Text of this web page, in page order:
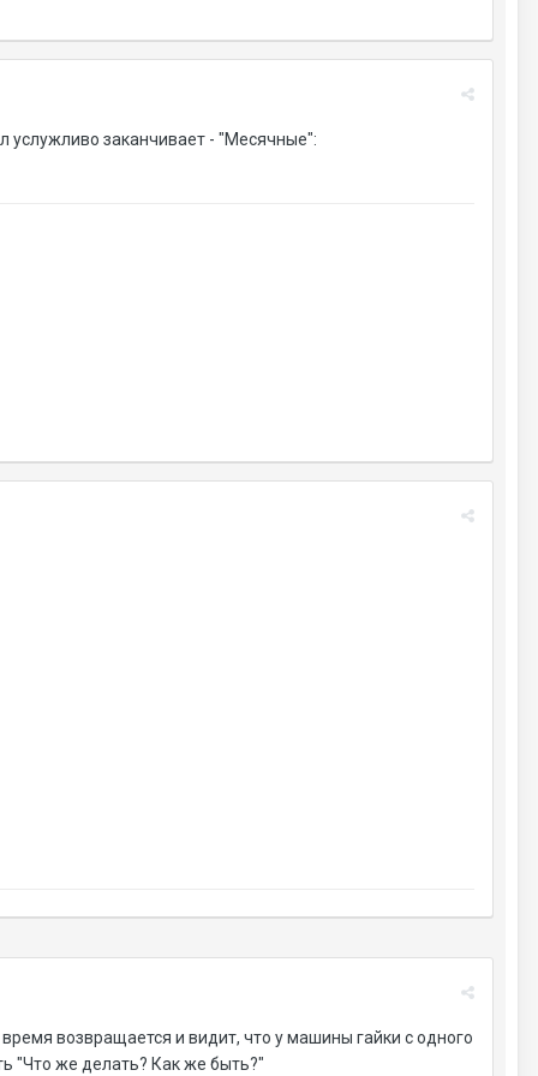
услужливо заканчивает - "Месячные":
возвращается и видит, что у машины гайки с одного
"Что же делать? Как же быть?"